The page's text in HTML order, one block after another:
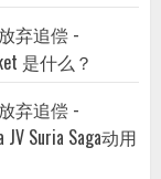
弃追偿 -
是什么？
弃追偿 -
Suria Saga动用